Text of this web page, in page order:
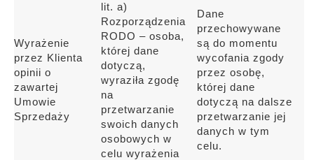
Wyrażenie
przez Klienta
opinii o
zawartej
Umowie
Sprzedaży
lit. a)
Rozporządzenia
RODO – osoba,
której dane
dotyczą,
wyraziła zgodę
na
przetwarzanie
swoich danych
osobowych w
celu wyrażenia
Dane
przechowywane
są do momentu
wycofania zgody
przez osobę,
której dane
dotyczą na dalsze
przetwarzanie jej
danych w tym
celu.